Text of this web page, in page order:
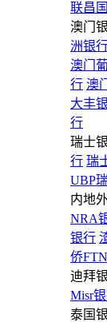
联昌
澳门
洲银
澳门
行 澳
大丰
行
瑞士
行 瑞
UBP
内地
NRA
银行
侨
迪拜
Misr
泰国